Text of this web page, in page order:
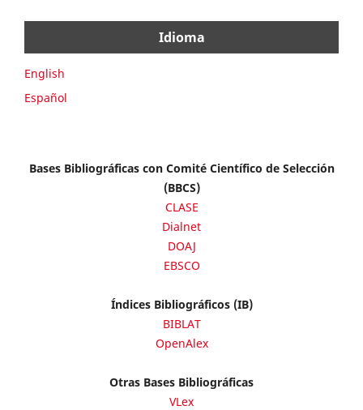
Idioma
English
Español
Bases Bibliográficas con Comité Científico de Selección
(BBCS)
CLASE
Dialnet
DOAJ
EBSCO
Índices Bibliográficos (IB)
BIBLAT
OpenAlex
Otras Bases Bibliográficas
VLex